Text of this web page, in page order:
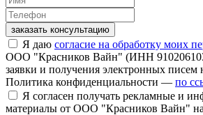
заказать консультацию
Я даю согласие на обработку моих
ООО "Красников Вайн" (ИНН
заявки и получения электронных писем
Политика конфиденциальности — по
Я согласен получать рекламные и
материалы от ООО "Красников Вайн"